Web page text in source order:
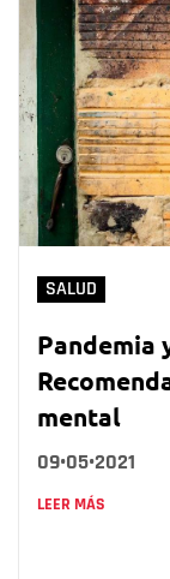
SALUD
Pandemia
mental
09•05•2021
LEER MÁS